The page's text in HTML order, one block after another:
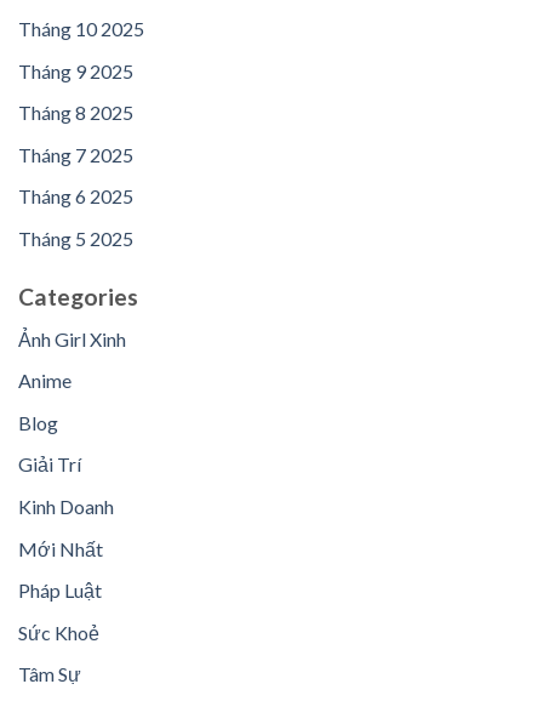
Tháng 10 2025
Tháng 9 2025
Tháng 8 2025
Tháng 7 2025
Tháng 6 2025
Tháng 5 2025
Categories
Ảnh Girl Xinh
Anime
Blog
Giải Trí
Kinh Doanh
Mới Nhất
Pháp Luật
Sức Khoẻ
Tâm Sự